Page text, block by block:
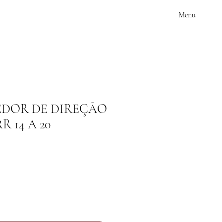
Menu
DE DIREÇÃO
14 A 20